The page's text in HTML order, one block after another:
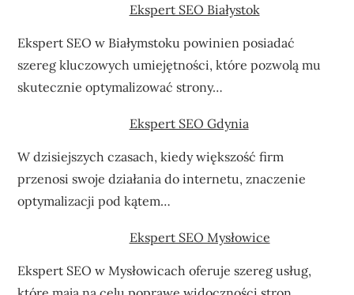
Ekspert SEO Białystok
Ekspert SEO w Białymstoku powinien posiadać
szereg kluczowych umiejętności, które pozwolą mu
skutecznie optymalizować strony…
Ekspert SEO Gdynia
W dzisiejszych czasach, kiedy większość firm
przenosi swoje działania do internetu, znaczenie
optymalizacji pod kątem…
Ekspert SEO Mysłowice
Ekspert SEO w Mysłowicach oferuje szereg usług,